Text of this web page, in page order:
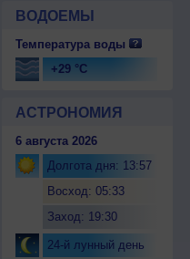
ВОДОЕМЫ
Температура воды
+29 °C
АСТРОНОМИЯ
6 августа 2026
Долгота дня: 13:57
Восход: 05:33
Заход: 19:30
24-й лунный день